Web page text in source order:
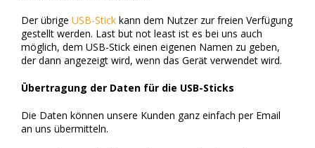
Der übrige USB-Stick kann dem Nutzer zur freien Verfügung
gestellt werden. Last but not least ist es bei uns auch
möglich, dem USB-Stick einen eigenen Namen zu geben,
der dann angezeigt wird, wenn das Gerät verwendet wird.
Übertragung der Daten für die USB-Sticks
Die Daten können unsere Kunden ganz einfach per Email
an uns übermitteln.